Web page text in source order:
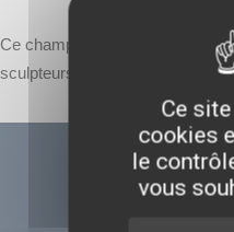
Ce
cookies
le
vous
Ce championnat est organisé
sculpteurs sur glace hydrique.